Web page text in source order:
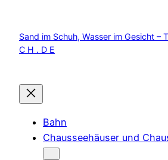
springen
Sand im Schuh, Wasser im Gesicht –
C H . D E
Bahn
Chausseehäuser und